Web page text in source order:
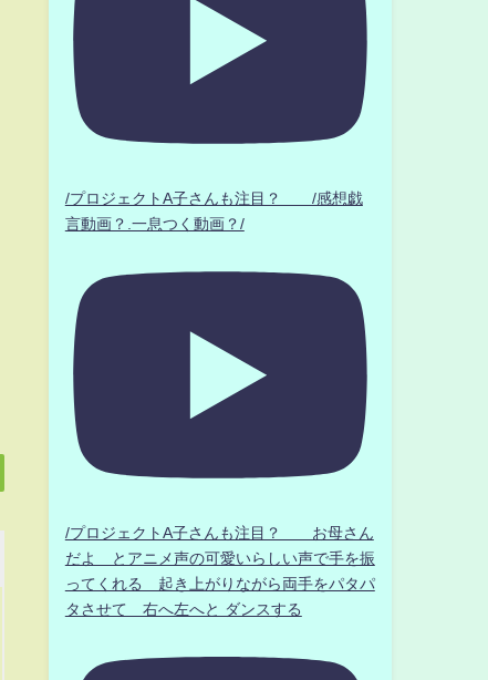
/プロジェクトA子さんも注目？ /感想戯
言動画？.一息つく動画？/
/プロジェクトA子さんも注目？ お母さん
だよ とアニメ声の可愛いらしい声で手を振
ってくれる 起き上がりながら両手をパタパ
タさせて 右へ左へと ダンスする